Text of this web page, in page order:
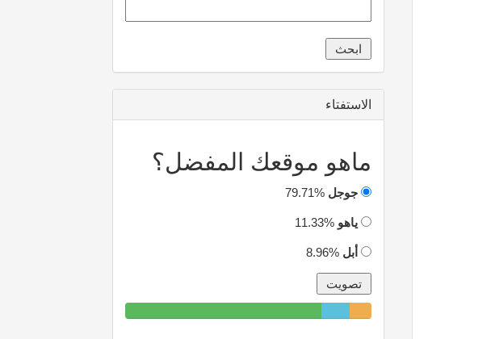
الاستفتاء
ماهو موقعك المفضل؟
جوجل 79.71%
ياهو 11.33%
أبل 8.96%